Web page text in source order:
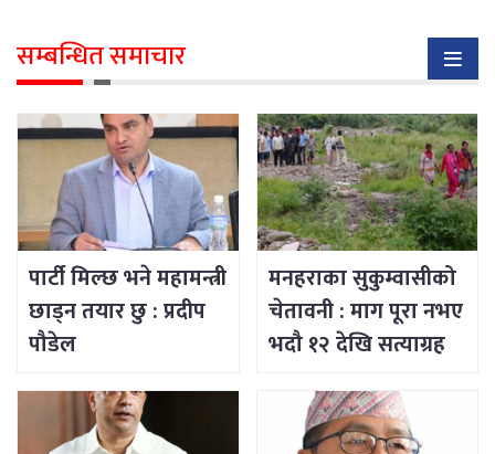
सम्बन्धित समाचार
पार्टी मिल्छ भने महामन्त्री
छाड्न तयार छु : प्रदीप
पौडेल
मनहराका सुकुम्वासीको
चेतावनी : माग पूरा नभए
भदौ १२ देखि सत्याग्रह